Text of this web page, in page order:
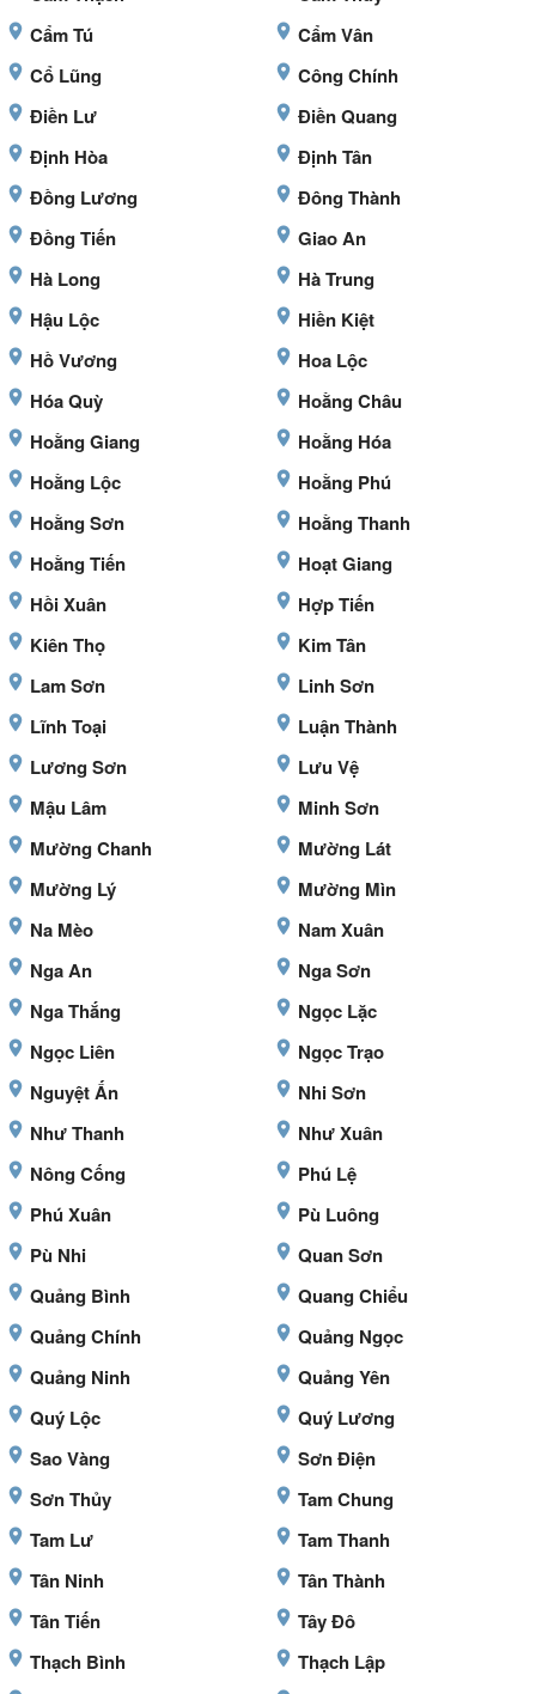
Cẩm Tú
Cẩm Vân
Cổ Lũng
Công Chính
Điền Lư
Điền Quang
Định Hòa
Định Tân
Đồng Lương
Đông Thành
Đồng Tiến
Giao An
Hà Long
Hà Trung
Hậu Lộc
Hiền Kiệt
Hồ Vương
Hoa Lộc
Hóa Quỳ
Hoằng Châu
Hoằng Giang
Hoằng Hóa
Hoằng Lộc
Hoằng Phú
Hoằng Sơn
Hoằng Thanh
Hoằng Tiến
Hoạt Giang
Hồi Xuân
Hợp Tiến
Kiên Thọ
Kim Tân
Lam Sơn
Linh Sơn
Lĩnh Toại
Luận Thành
Lương Sơn
Lưu Vệ
Mậu Lâm
Minh Sơn
Mường Chanh
Mường Lát
Mường Lý
Mường Mìn
Na Mèo
Nam Xuân
Nga An
Nga Sơn
Nga Thắng
Ngọc Lặc
Ngọc Liên
Ngọc Trạo
Nguyệt Ấn
Nhi Sơn
Như Thanh
Như Xuân
Nông Cống
Phú Lệ
Phú Xuân
Pù Luông
Pù Nhi
Quan Sơn
Quảng Bình
Quang Chiểu
Quảng Chính
Quảng Ngọc
Quảng Ninh
Quảng Yên
Quý Lộc
Quý Lương
Sao Vàng
Sơn Điện
Sơn Thủy
Tam Chung
Tam Lư
Tam Thanh
Tân Ninh
Tân Thành
Tân Tiến
Tây Đô
Thạch Bình
Thạch Lập